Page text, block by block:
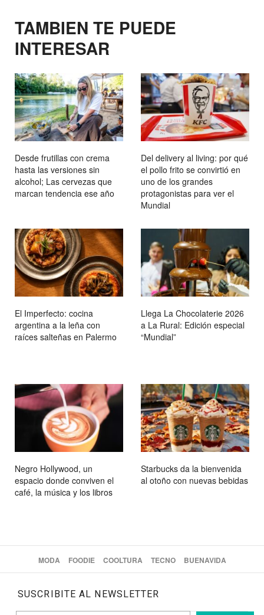
TAMBIEN TE PUEDE
INTERESAR
Desde frutillas con crema
hasta las versiones sin
alcohol; Las cervezas que
marcan tendencia ese año
Del delivery al living: por qué
el pollo frito se convirtió en
uno de los grandes
protagonistas para ver el
Mundial
El Imperfecto: cocina
argentina a la leña con
raíces salteñas en Palermo
Llega La Chocolaterie 2026
a La Rural: Edición especial
“Mundial”
Negro Hollywood, un
espacio donde conviven el
café, la música y los libros
Starbucks da la bienvenida
al otoño con nuevas bebidas
MODA FOODIE COOLTURA TECNO BUENAVIDA
SUSCRIBITE AL NEWSLETTER